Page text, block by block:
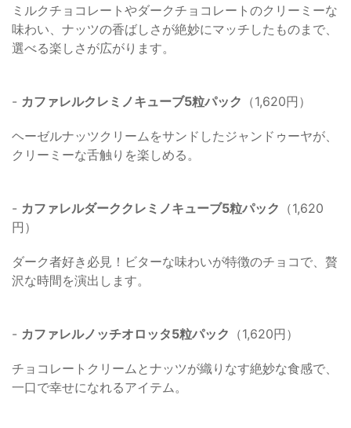
ミルクチョコレートやダークチョコレートのクリーミーな
味わい、ナッツの香ばしさが絶妙にマッチしたものまで、
選べる楽しさが広がります。
- カファレルクレミノキューブ5粒パック （1,620円）
ヘーゼルナッツクリームをサンドしたジャンドゥーヤが、
クリーミーな舌触りを楽しめる。
- カファレルダーククレミノキューブ5粒パック （1,620
円）
ダーク者好き必見！ビターな味わいが特徴のチョコで、贅
沢な時間を演出します。
- カファレルノッチオロッタ5粒パック （1,620円）
チョコレートクリームとナッツが織りなす絶妙な食感で、
一口で幸せになれるアイテム。